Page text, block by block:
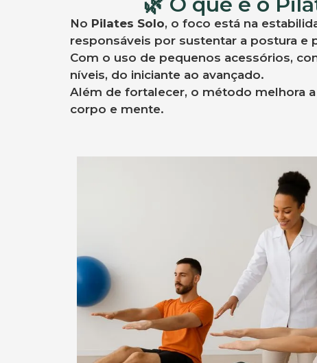
No Pilates Solo, o foco está na
responsáveis por sustentar a postura e
Com o uso de pequenos acessórios,
níveis, do iniciante ao avançado.
Além de fortalecer, o método melhora
corpo e mente.